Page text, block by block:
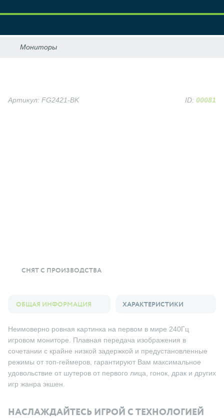
СНЯТ С ПРОИЗВОДСТВА
Артикул: FG2421-BK ID: 00081
ОБЩАЯ ИНФОРМАЦИЯ ХАРАКТЕРИСТИКИ
Неимоверно ровная картинка на первом в мире 240Гц
игровом мониторе. Плавная передача изображения в
сочетании с крайне низкой задержкой и предустановленные
режимы от топ-геймеров, гарантируют Вам максимальное
удовольствие от шутеров от первого лица, гонок, драк и других
игр жанра экшен.
НАСЛАЖДАЙТЕСЬ ИГРОЙ С ТЕХНОЛОГИЕЙ